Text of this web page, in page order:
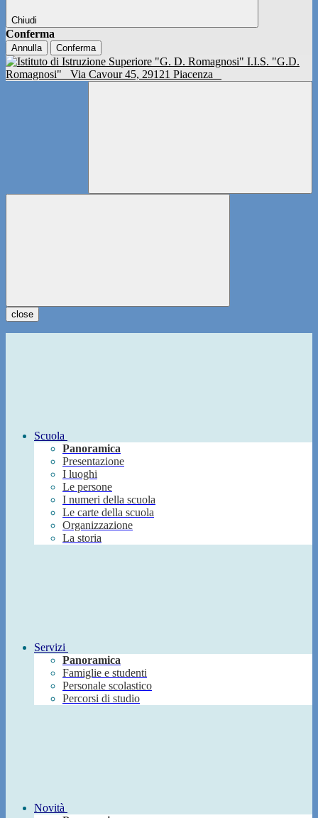
Chiudi
Conferma
Annulla Conferma
I.I.S. "G.D.
Romagnosi"
Via Cavour 45, 29121 Piacenza
close
Scuola
Panoramica
Presentazione
I luoghi
Le persone
I numeri della scuola
Le carte della scuola
Organizzazione
La storia
Servizi
Panoramica
Famiglie e studenti
Personale scolastico
Percorsi di studio
Novità